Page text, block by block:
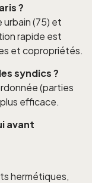
?
urbain (75) et
rapide est
et copropriétés.
syndics ?
(parties
efficace.
avant
hermétiques,